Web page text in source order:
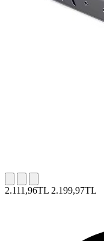
2.111,96TL 2.199,97TL